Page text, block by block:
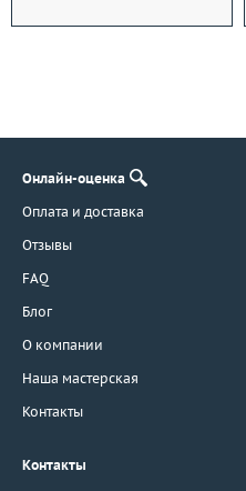
Онлайн-оценка
Оплата и доставка
Отзывы
FAQ
Блог
О компании
Наша мастерская
Контакты
Контакты